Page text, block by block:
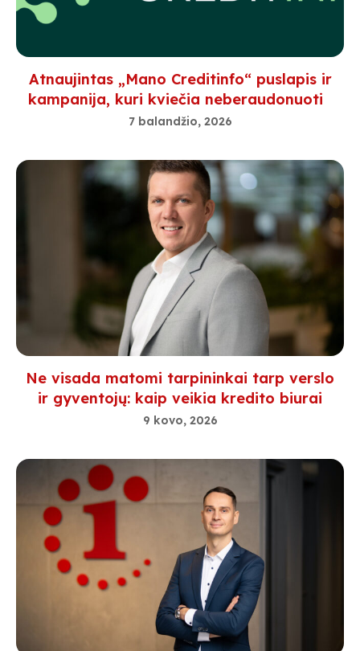
Atnaujintas „Mano Creditinfo“ puslapis ir
kampanija, kuri kviečia neberaudonuoti
7 balandžio, 2026
Ne visada matomi tarpininkai tarp verslo
ir gyventojų: kaip veikia kredito biurai
9 kovo, 2026